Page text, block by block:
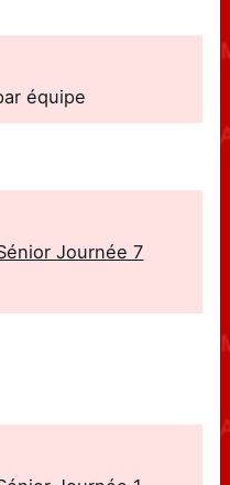
équipe
Journée 7